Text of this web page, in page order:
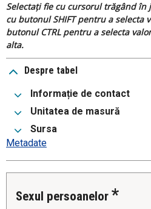
Selectați fie cu cursorul trăgând în
cu butonul SHIFT pentru a selecta
butonul CTRL pentru a selecta
alta.
Despre tabel
Informație de contact
Unitatea de masură
Sursa
Metadate
Sexul persoanelor